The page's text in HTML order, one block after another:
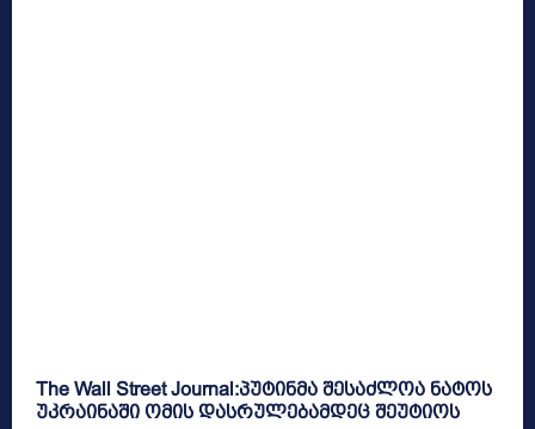
The Wall Street Journal:პუტინმა შესაძლოა ნატოს
უკრაინაში ომის დასრულებამდეც შეუტიოს